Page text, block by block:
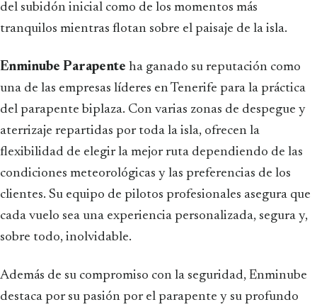
del subidón inicial como de los momentos más
tranquilos mientras flotan sobre el paisaje de la isla.
Enminube Parapente ha ganado su reputación como
una de las empresas líderes en Tenerife para la práctica
del parapente biplaza. Con varias zonas de despegue y
aterrizaje repartidas por toda la isla, ofrecen la
flexibilidad de elegir la mejor ruta dependiendo de las
condiciones meteorológicas y las preferencias de los
clientes. Su equipo de pilotos profesionales asegura que
cada vuelo sea una experiencia personalizada, segura y,
sobre todo, inolvidable.
Además de su compromiso con la seguridad, Enminube
destaca por su pasión por el parapente y su profundo